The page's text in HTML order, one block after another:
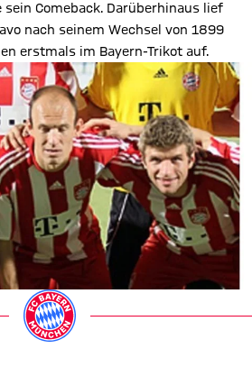
Comeback. Darüberhinaus lief
nach seinem Wechsel von 1899
erstmals im Bayern-Trikot auf.